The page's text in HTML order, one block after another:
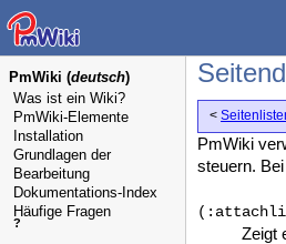
PmWiki (deutsch)
Was ist ein Wiki?
PmWiki-Elemente
Installation
Grundlagen der
Bearbeitung
Dokumentations-Index
Häufige Fragen
?
<
PmWiki
steuern.
Zeigt